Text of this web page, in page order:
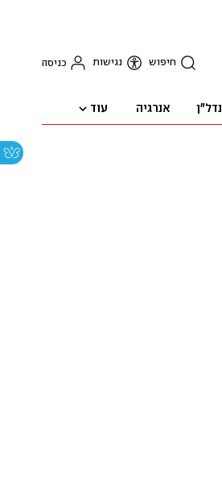
חיפוש נגישות כניסה
נדל"ן אנרגיה עוד